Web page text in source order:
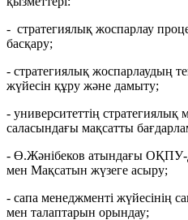
- стратегиялық жоспарлау
басқару;
- стратегиялық жоспарлаудың
жүйесін құру және дамыту;
- университеттің стратегиялық
саласындағы мақсатты
- Ө.Жәнібеков атындағы ОҚПУ-
мен Мақсатын жүзеге асыру;
- сапа менеджменті жүйесінің
мен талаптарын орындау;